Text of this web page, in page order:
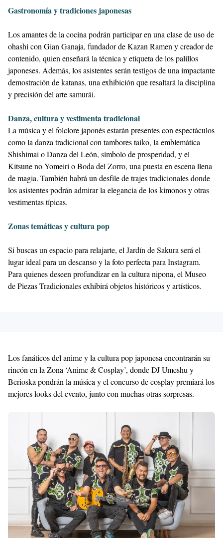
Gastronomía y tradiciones japonesas
Los amantes de la cocina podrán participar en una clase de uso de
ohashi con Gian Ganaja, fundador de Kazan Ramen y creador de
contenido, quien enseñará la técnica y etiqueta de los palillos
japoneses. Además, los asistentes serán testigos de una impactante
demostración de katanas, una exhibición que resaltará la disciplina
y precisión del arte samurái.
Danza, cultura y vestimenta tradicional
La música y el folclore japonés estarán presentes con espectáculos
como la danza tradicional con tambores taiko, la emblemática
Shishimai o Danza del León, símbolo de prosperidad, y el
Kitsune no Yomeiri o Boda del Zorro, una puesta en escena llena
de magia. También habrá un desfile de trajes tradicionales donde
los asistentes podrán admirar la elegancia de los kimonos y otras
vestimentas típicas.
Zonas temáticas y cultura pop
Si buscas un espacio para relajarte, el Jardín de Sakura será el
lugar ideal para un descanso y la foto perfecta para Instagram.
Para quienes deseen profundizar en la cultura nipona, el Museo
de Piezas Tradicionales exhibirá objetos históricos y artísticos.
Los fanáticos del anime y la cultura pop japonesa encontrarán su
rincón en la Zona ‘Anime & Cosplay’, donde DJ Umeshu y
Berioska pondrán la música y el concurso de cosplay premiará los
mejores looks del evento, junto con muchas otras sorpresas.